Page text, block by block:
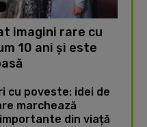
imagini rare cu
10 ani și este
cu poveste: idei de
marchează
din viață